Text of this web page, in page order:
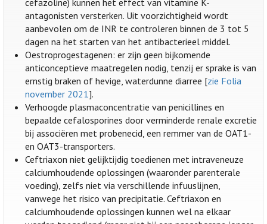
antagonisten versterken. Uit voorzichtigheid wordt
aanbevolen om de INR te controleren binnen de 3 tot 5
dagen na het starten van het antibacterieel middel.
Oestroprogestagenen: er zijn geen bijkomende
anticonceptieve maatregelen nodig, tenzij er sprake is van
ernstig braken of hevige, waterdunne diarree [zie Folia
november 2021].
Verhoogde plasmaconcentratie van penicillines en
bepaalde cefalosporines door verminderde renale excretie
bij associëren met probenecid, een remmer van de OAT1-
en OAT3-transporters.
Ceftriaxon niet gelijktijdig toedienen met intraveneuze
calciumhoudende oplossingen (waaronder parenterale
voeding), zelfs niet via verschillende infuuslijnen,
vanwege het risico van precipitatie. Ceftriaxon en
calciumhoudende oplossingen kunnen wel na elkaar